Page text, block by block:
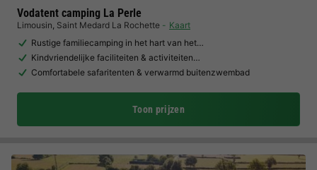
Vodatent camping La Perle
Limousin, Saint Medard La Rochette
Kaart
Rustige familiecamping in het hart van het…
Kindvriendelijke faciliteiten & activiteiten…
Comfortabele safaritenten & verwarmd buitenzwembad
Toon prijzen